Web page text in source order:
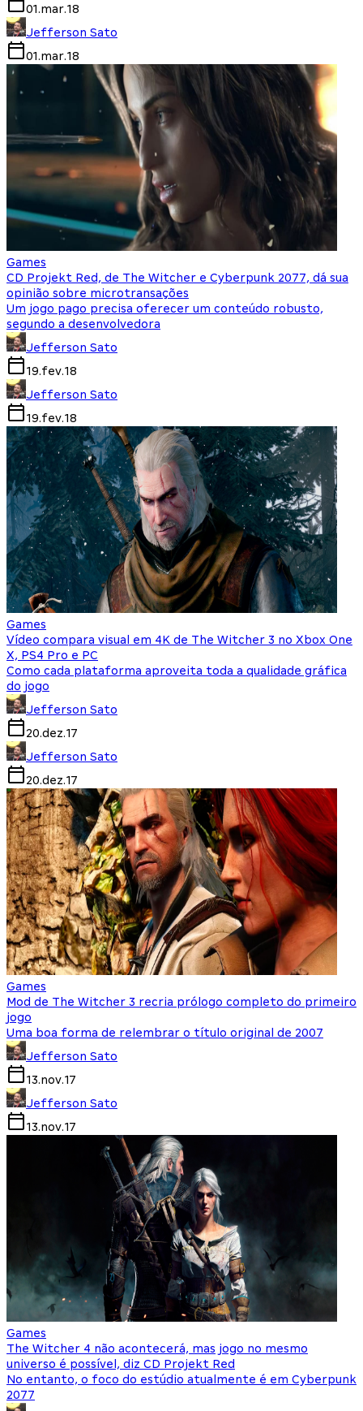
01.mar.18
Jefferson Sato
01.mar.18
Games
CD Projekt Red, de The Witcher e Cyberpunk 2077, dá sua
opinião sobre microtransações
Um jogo pago precisa oferecer um conteúdo robusto,
segundo a desenvolvedora
Jefferson Sato
19.fev.18
Jefferson Sato
19.fev.18
Games
Vídeo compara visual em 4K de The Witcher 3 no Xbox One
X, PS4 Pro e PC
Como cada plataforma aproveita toda a qualidade gráfica
do jogo
Jefferson Sato
20.dez.17
Jefferson Sato
20.dez.17
Games
Mod de The Witcher 3 recria prólogo completo do primeiro
jogo
Uma boa forma de relembrar o título original de 2007
Jefferson Sato
13.nov.17
Jefferson Sato
13.nov.17
Games
The Witcher 4 não acontecerá, mas jogo no mesmo
universo é possível, diz CD Projekt Red
No entanto, o foco do estúdio atualmente é em Cyberpunk
2077